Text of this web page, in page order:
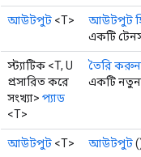
আউটপুট <T> আউটপুট
একটি
স্ট্যাটিক <T, U
প্রসারিত করে
সংখ্যা> প্যাড
<T>
তৈরি করুন
একটি নতুন
আউটপুট <T> আউটপুট